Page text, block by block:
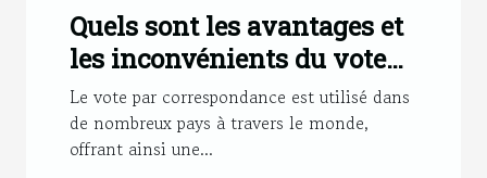
Quels sont les avantages et
les inconvénients du vote
par correspondance ?
Le vote par correspondance est utilisé dans
de nombreux pays à travers le monde,
offrant ainsi une...